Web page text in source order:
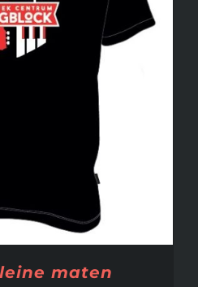
maten